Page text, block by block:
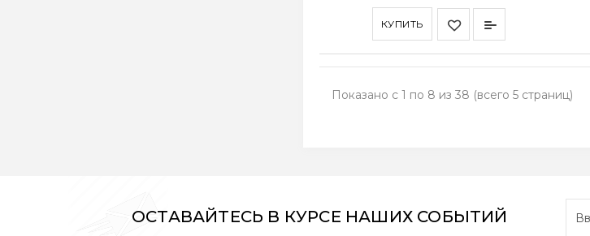
КУПИТЬ
Показано с 1 по 8 из 38 (всего 5 страниц)
ОСТАВАЙТЕСЬ В КУРСЕ НАШИХ СОБЫТИЙ